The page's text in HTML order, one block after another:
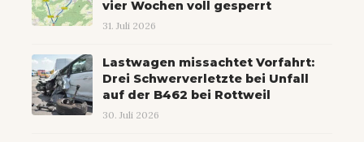
vier Wochen voll gesperrt
31. Juli 2026
Lastwagen missachtet Vorfahrt:
Drei Schwerverletzte bei Unfall
auf der B462 bei Rottweil
30. Juli 2026